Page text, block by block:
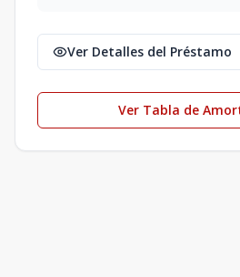
Ver Detalles del Préstamo
Ver Tabla de